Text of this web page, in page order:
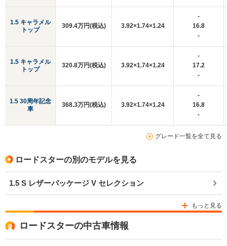
1.5 キャラメル
トップ
1.5 キャラメル
トップ
1.5 30周年記念
車
309.4万円(税込) 3.92×1.74×1.24
-
16.8
-
320.8万円(税込) 3.92×1.74×1.24
-
17.2
-
368.3万円(税込) 3.92×1.74×1.24
-
16.8
-
グレード一覧を全て見る
ロードスターの別のモデルを見る
1.5 S レザーパッケージ V セレクション
もっと見る
ロードスターの中古車情報